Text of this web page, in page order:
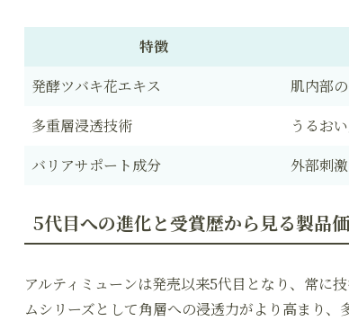
特徴
発酵ツバキ花エキス
肌内部
多重層浸透技術
うるお
バリアサポート成分
外部刺
5代目への進化と受賞歴から見る製品
アルティミューンは発売以来5代目となり、常に
ムシリーズとして角層への浸透力がより高まり、